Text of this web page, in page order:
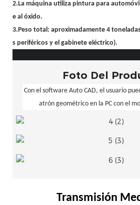
2.La máquina utiliza pintura para
e al óxido.
3.Peso total: aproximadamente 4
s periféricos y el gabinete eléctrico).
Foto Del
Con el software Auto CAD, el usuario
atrón geométrico en la PC con el
Transmisión